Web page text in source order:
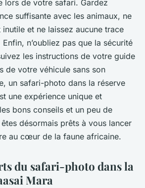
lors de votre safari. Gardez
suffisante avec les animaux, ne
et ne laissez aucune trace
n’oubliez pas que la sécurité
les instructions de votre guide
de votre véhicule sans son
un safari-photo dans la réserve
une expérience unique et
bons conseils et un peu de
désormais prêts à vous lancer
au cœur de la faune africaine.
du safari-photo dans la
Mara